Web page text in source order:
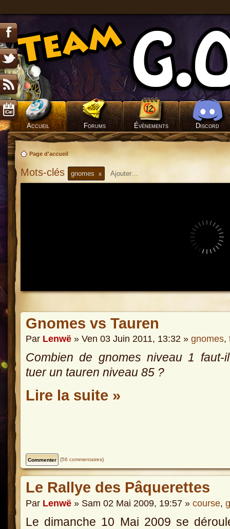
Accueil Forums Évènements Discord
Page d'accueil
Mots-clés gnomes x
Gnomes vs Tauren
Par Lenwë » Ven 03 Juin 2011, 13:32 » gnomes,
Combien de gnomes niveau 1 faut-
tuer un tauren niveau 85 ?
Lire la suite »
(56 commentaires)
Le Rallye des Pâquerettes
Par Lenwë » Sam 02 Mai 2009, 19:57 » course,
Le dimanche 10 Mai 2009 se